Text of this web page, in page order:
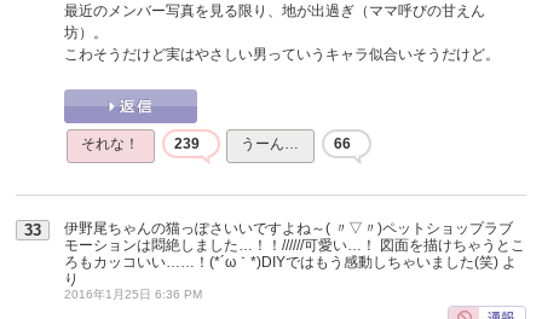
最近のメンバー写真を見る限り、地が出過ぎ（ママ呼びの甘えん
坊）。
こわそうだけど実はやさしい男っていうキャラ似合いそうだけど。
それな！ 239 うーん… 66
33
伊野尾ちゃんの猫っぽさいいですよね～( 〃▽〃)ペットショップラブ
モーションは悶絶しました…！！//////可愛い…！ 図面を描けちゃうとこ
ろもカッコいい……！(*´ω｀*)DIYではもう感動しちゃいました(笑) よ
り
2016年1月25日 6:36 PM